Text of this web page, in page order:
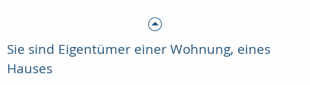
Sie sind Eigentümer einer Wohnung, eines
Hauses